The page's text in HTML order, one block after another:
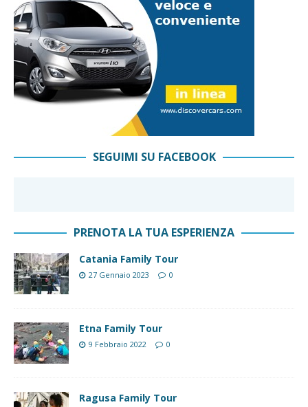
SEGUIMI SU FACEBOOK
PRENOTA LA TUA ESPERIENZA
Catania Family Tour
27 Gennaio 2023 0
Etna Family Tour
9 Febbraio 2022 0
Ragusa Family Tour